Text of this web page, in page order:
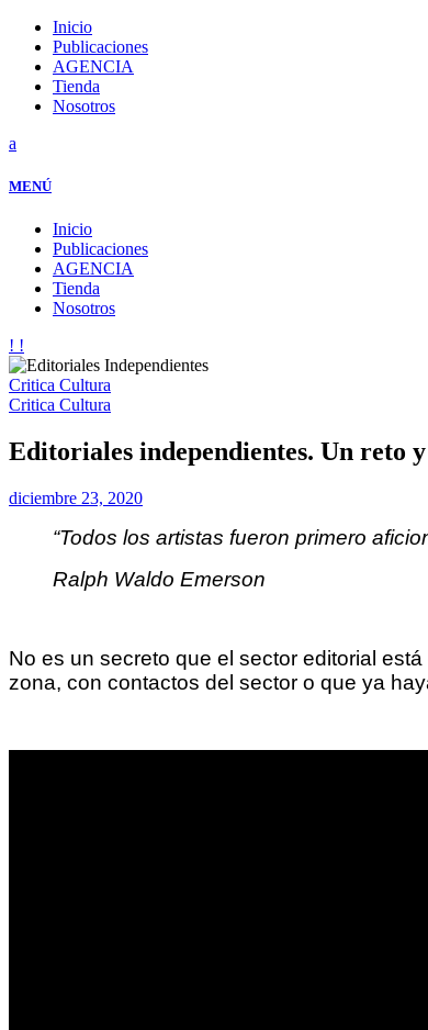
Inicio
Publicaciones
AGENCIA
Tienda
Nosotros
MENÚ
Inicio
Publicaciones
AGENCIA
Tienda
Nosotros
Critica Cultura
Critica Cultura
Editoriales independientes. Un reto
diciembre 23, 2020
“Todos los artistas fueron primero
Ralph Waldo Emerson
No es un secreto que el sector editorial
zona, con contactos del sector o que ya